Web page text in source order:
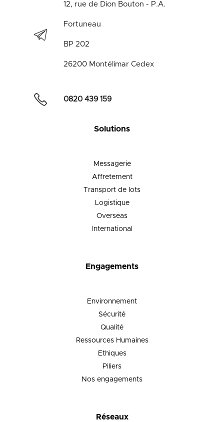
12, rue de Dion Bouton - P.A.
Fortuneau
BP 202
26200 Montélimar Cedex
0820 439 159
Solutions
Messagerie
Affretement
Transport de lots
Logistique
Overseas
International
Engagements
Environnement
Sécurité
Qualité
Ressources Humaines
Ethiques
Piliers
Nos engagements
Réseaux